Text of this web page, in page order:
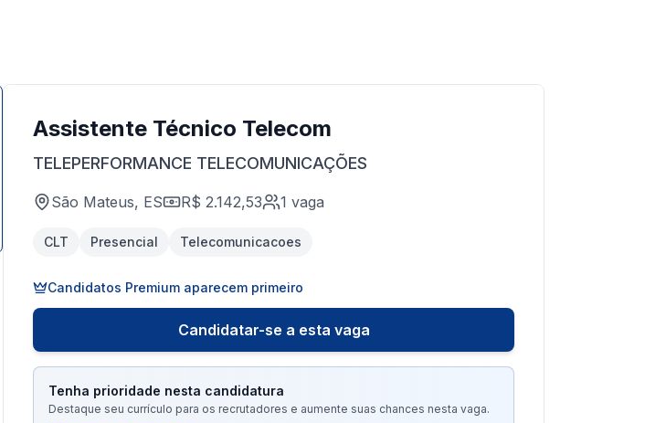
Assistente Técnico Telecom
TELEPERFORMANCE TELECOMUNICAÇÕES
São Mateus, ES R$ 2.142,53 1 vaga
CLT Presencial Telecomunicacoes
Candidatos Premium aparecem primeiro
Candidatar-se a esta vaga
Tenha prioridade nesta candidatura
Destaque seu currículo para os recrutadores e aumente suas chances nesta vaga.